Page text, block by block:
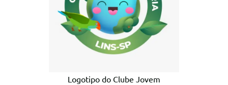
Logotipo do Clube Jovem